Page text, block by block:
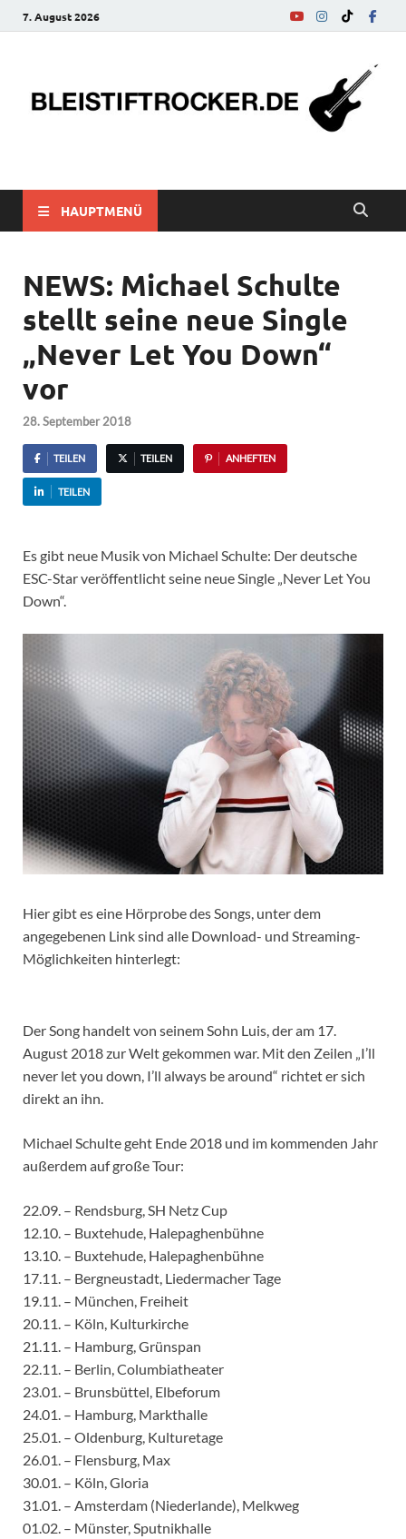
7. August 2026
bleistiftrocker.de
HAUPTMENÜ
NEWS: Michael Schulte
stellt seine neue Single
„Never Let You Down“
vor
28. September 2018
TEILEN TEILEN ANHEFTEN
TEILEN
Es gibt neue Musik von Michael Schulte: Der deutsche
ESC-Star veröffentlicht seine neue Single „Never Let You
Down“.
Hier gibt es eine Hörprobe des Songs, unter dem
angegebenen Link sind alle Download- und Streaming-
Möglichkeiten hinterlegt:
Der Song handelt von seinem Sohn Luis, der am 17.
August 2018 zur Welt gekommen war. Mit den Zeilen „I’ll
never let you down, I’ll always be around“ richtet er sich
direkt an ihn.
Michael Schulte geht Ende 2018 und im kommenden Jahr
außerdem auf große Tour:
22.09. – Rendsburg, SH Netz Cup
12.10. – Buxtehude, Halepaghenbühne
13.10. – Buxtehude, Halepaghenbühne
17.11. – Bergneustadt, Liedermacher Tage
19.11. – München, Freiheit
20.11. – Köln, Kulturkirche
21.11. – Hamburg, Grünspan
22.11. – Berlin, Columbiatheater
23.01. – Brunsbüttel, Elbeforum
24.01. – Hamburg, Markthalle
25.01. – Oldenburg, Kulturetage
26.01. – Flensburg, Max
30.01. – Köln, Gloria
31.01. – Amsterdam (Niederlande), Melkweg
01.02. – Münster, Sputnikhalle